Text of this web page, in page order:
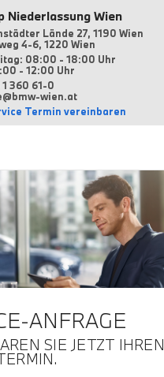
Niederlassung Wien
Lände 27, 1190 Wien
4-6, 1220 Wien
08:00 - 18:00 Uhr
- 12:00 Uhr
360 61-0
wien.at
Termin vereinbaren
ANFRAGE
SIE JETZT IHREN